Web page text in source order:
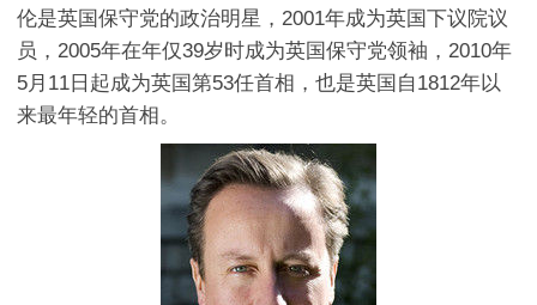
伦是英国保守党的政治明星，2001年成为英国下议院议
员，2005年在年仅39岁时成为英国保守党领袖，2010年
5月11日起成为英国第53任首相，也是英国自1812年以
来最年轻的首相。